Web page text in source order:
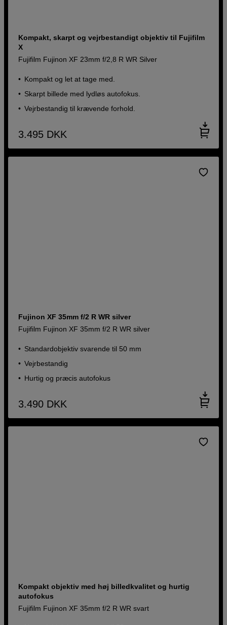
Kompakt, skarpt og vejrbestandigt objektiv til Fujifilm
X
Fujifilm Fujinon XF 23mm f/2,8 R WR Silver
Kompakt og let at tage med.
Skarpt billede med lydløs autofokus.
Vejrbestandig til krævende forhold.
3.495 DKK
Fujinon XF 35mm f/2 R WR silver
Fujifilm Fujinon XF 35mm f/2 R WR silver
Standardobjektiv svarende til 50 mm
Vejrbestandig
Hurtig og præcis autofokus
3.490 DKK
Kompakt objektiv med høj billedkvalitet og hurtig
autofokus
Fujifilm Fujinon XF 35mm f/2 R WR svart